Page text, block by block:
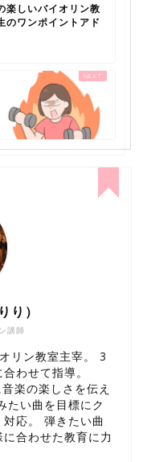
楽しいバイオリン教
ワンポイントアド
講師
り）
リン教室主宰。 3
わせて指導。
楽の楽しさを伝え
たい曲を目標にク
応。 弾きたい曲
合わせた教育に力